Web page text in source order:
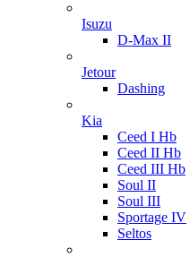
Isuzu
D-Max II
Jetour
Dashing
Kia
Ceed I Hb
Ceed II Hb
Ceed III Hb
Soul II
Soul III
Sportage IV
Seltos